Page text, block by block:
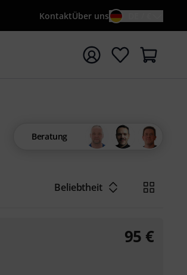
KontaktÜber uns
starten
Beratung
Beliebtheit
95 €